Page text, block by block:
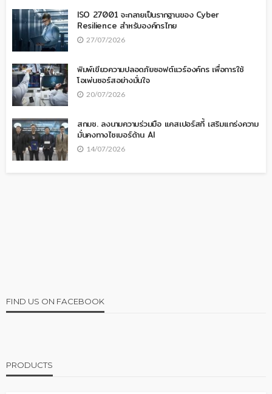
ISO 27001 จะกลายเป็นรากฐานของ Cyber
Resilience สำหรับองค์กรไทย
27/07/2026
พิมพ์เขียวความปลอดภัยซอฟต์แวร์องค์กร เพื่อการใช้
โอเพ่นซอร์สอย่างมั่นใจ
20/07/2026
สกมช. ลงนามความร่วมมือ แคสเปอร์สกี้ เสริมแกร่งความ
มั่นคงทางไซเบอร์ด้าน AI
14/07/2026
FIND US ON FACEBOOK
PRODUCTS